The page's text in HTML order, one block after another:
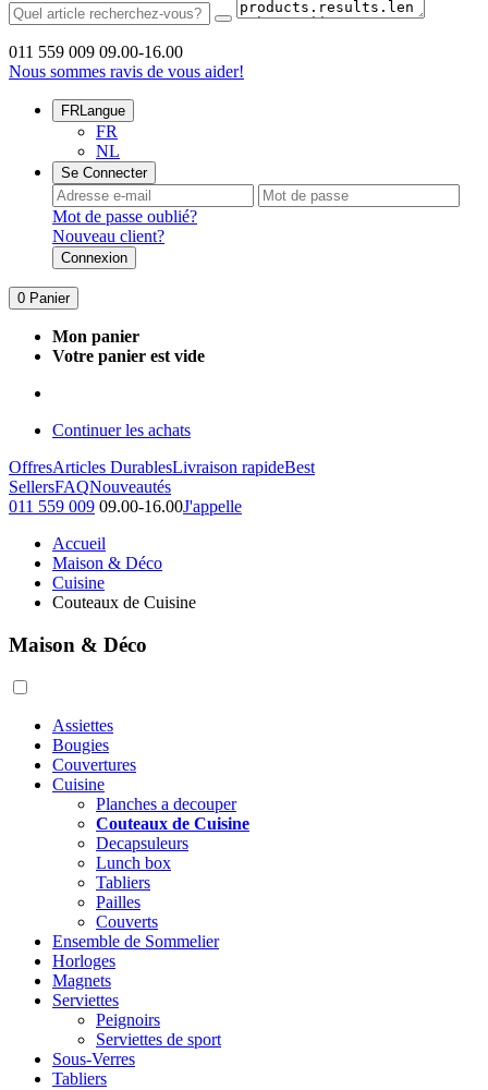
011 559 009 09.00-16.00
Nous sommes ravis de vous aider!
FRLangue
FR
NL
Se Connecter
Mot de passe oublié?
Nouveau client?
Connexion
0 Panier
Mon panier
Votre panier est vide
Continuer les achats
OffresArticles DurablesLivraison rapideBest
SellersFAQNouveautés
011 559 009 09.00-16.00J'appelle
Accueil
Maison & Déco
Cuisine
Couteaux de Cuisine
Maison & Déco
Assiettes
Bougies
Couvertures
Cuisine
Planches a decouper
Couteaux de Cuisine
Decapsuleurs
Lunch box
Tabliers
Pailles
Couverts
Ensemble de Sommelier
Horloges
Magnets
Serviettes
Peignoirs
Serviettes de sport
Sous-Verres
Tabliers